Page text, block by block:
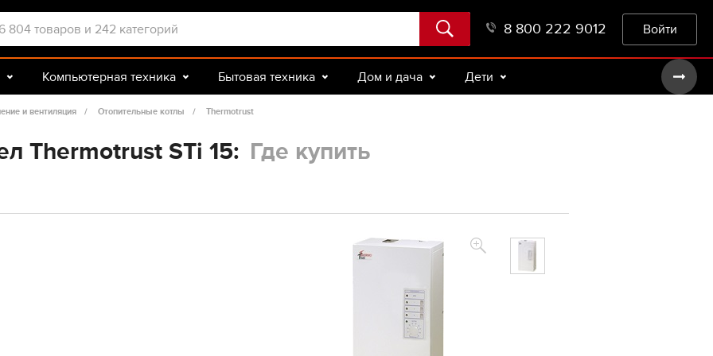
8 800 222 9012 Войти
Компьютерная техника Бытовая техника Дом и дача Дети
Досуг и подарки Зоотовары
и вентиляция Отопительные котлы Thermotrust
Thermotrust STi 15: Где купить